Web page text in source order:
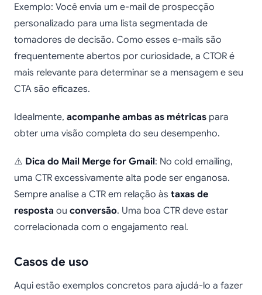
Exemplo: Você envia um e-mail de prospecção
personalizado para uma lista segmentada de
tomadores de decisão. Como esses e-mails são
frequentemente abertos por curiosidade, a CTOR é
mais relevante para determinar se a mensagem e seu
CTA são eficazes.
Idealmente, acompanhe ambas as métricas para
obter uma visão completa do seu desempenho.
⚠️ Dica do Mail Merge for Gmail: No cold emailing,
uma CTR excessivamente alta pode ser enganosa.
Sempre analise a CTR em relação às taxas de
resposta ou conversão. Uma boa CTR deve estar
correlacionada com o engajamento real.
Casos de uso
Aqui estão exemplos concretos para ajudá-lo a fazer